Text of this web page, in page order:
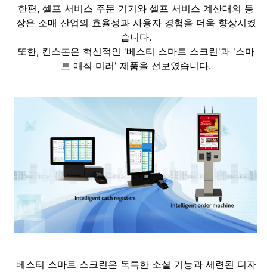
한편, 셀프 서비스 주문 기기와 셀프 서비스 계산대의 등
장은 소매 산업의 효율성과 사용자 경험을 더욱 향상시켰
습니다.
또한, 킨스톤은 혁신적인 '베스티 스마트 스크린'과 '스마
트 매직 미러' 제품을 선보였습니다.
베스티 스마트 스크린은 독특한 소셜 기능과 세련된 디자